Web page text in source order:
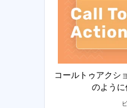
コールトゥアクシ
のように